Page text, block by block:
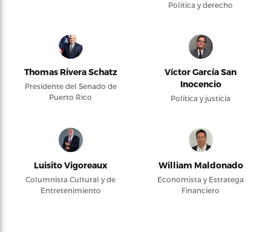
Política y derecho
Thomas Rivera Schatz
Presidente del Senado de
Puerto Rico
Víctor García San
Inocencio
Política y justicia
Luisito Vigoreaux
Columnista Cultural y de
Entretenimiento
William Maldonado
Economista y Estratega
Financiero